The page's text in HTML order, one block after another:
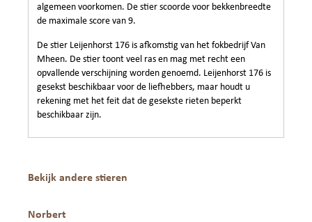
Bekijk andere stieren
Norbert
algemeen voorkomen. De stier scoorde voor bekkenbreedte
de maximale score van 9.
De stier Leijenhorst 176 is afkomstig van het fokbedrijf Van
Mheen. De stier toont veel ras en mag met recht een
opvallende verschijning worden genoemd. Leijenhorst 176 is
gesekst beschikbaar voor de liefhebbers, maar houdt u
rekening met het feit dat de gesekste rieten beperkt
beschikbaar zijn.